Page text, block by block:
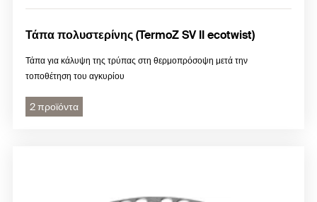
Τάπα πολυστερίνης (TermoZ SV II ecotwist)
Τάπα για κάλυψη της τρύπας στη θερμοπρόσοψη μετά την
τοποθέτηση του αγκυρίου
2 προϊόντα